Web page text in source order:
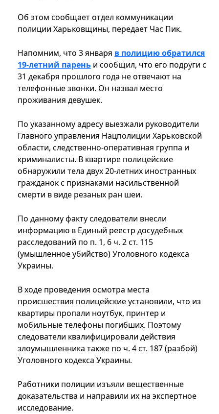
Об этом сообщает отдел коммуникации
полиции Харьковщины, передает Час Пик.
Напомним, что 3 января в полицию обратился
19-летний парень и сообщил, что его подруги с
31 декабря прошлого года не отвечают на
телефонные звонки. Он назвал место
проживания девушек.
По указанному адресу выезжали руководители
Главного управления Нацполиции Харьковской
области, следственно-оперативная группа и
криминалисты. В квартире полицейские
обнаружили тела двух 20-летних иностранных
гражданок с признаками насильственной
смерти в виде резаных ран шеи.
По данному факту следователи внесли
информацию в Единый реестр досудебных
расследований по п. 1, 6 ч. 2 ст. 115
(умышленное убийство) Уголовного кодекса
Украины.
В ходе проведения осмотра места
происшествия полицейские установили, что из
квартиры пропали ноутбук, принтер и
мобильные телефоны погибших. Поэтому
следователи квалифицировали действия
злоумышленника также по ч. 4 ст. 187 (разбой)
Уголовного кодекса Украины.
Работники полиции изъяли вещественные
доказательства и направили их на экспертное
исследование.